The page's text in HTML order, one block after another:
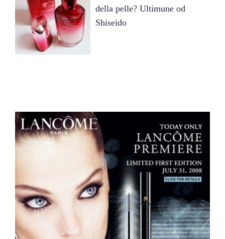
della pelle? Ultimune od
Shiseido